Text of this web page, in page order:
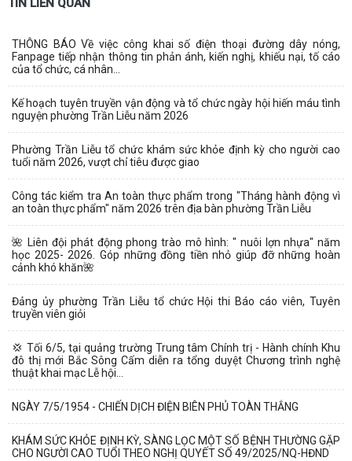
TIN LIÊN QUAN
THÔNG BÁO Về việc công khai số điện thoại đường dây nóng,
Fanpage tiếp nhận thông tin phản ánh, kiến nghị, khiếu nại, tố cáo
của tổ chức, cá nhân...
Kế hoạch tuyên truyền vận động và tổ chức ngày hội hiến máu tình
nguyện phường Trần Liễu năm 2026
Phường Trần Liễu tổ chức khám sức khỏe định kỳ cho người cao
tuổi năm 2026, vượt chỉ tiêu được giao
Công tác kiểm tra An toàn thực phẩm trong "Tháng hành động vì
an toàn thực phẩm" năm 2026 trên địa bàn phường Trần Liễu
🌺 Liên đội phát động phong trào mô hình: " nuôi lợn nhựa" năm
học 2025- 2026. Góp những đồng tiền nhỏ giúp đỡ những hoàn
cảnh khó khăn🌺
Đảng ủy phường Trần Liễu tổ chức Hội thi Báo cáo viên, Tuyên
truyền viên giỏi
💢 Tối 6/5, tại quảng trường Trung tâm Chính trị - Hành chính Khu
đô thị mới Bắc Sông Cấm diễn ra tổng duyệt Chương trình nghệ
thuật khai mạc Lễ hội...
NGÀY 7/5/1954 - CHIẾN DỊCH ĐIỆN BIÊN PHỦ TOÀN THẮNG
KHÁM SỨC KHỎE ĐỊNH KỲ, SÀNG LỌC MỘT SỐ BỆNH THƯỜNG GẶP
CHO NGƯỜI CAO TUỔI THEO NGHỊ QUYẾT SỐ 49/2025/NQ-HĐND